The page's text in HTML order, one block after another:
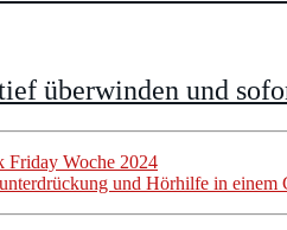
überwinden und
Friday Woche 2024
und Hörhilfe in einem